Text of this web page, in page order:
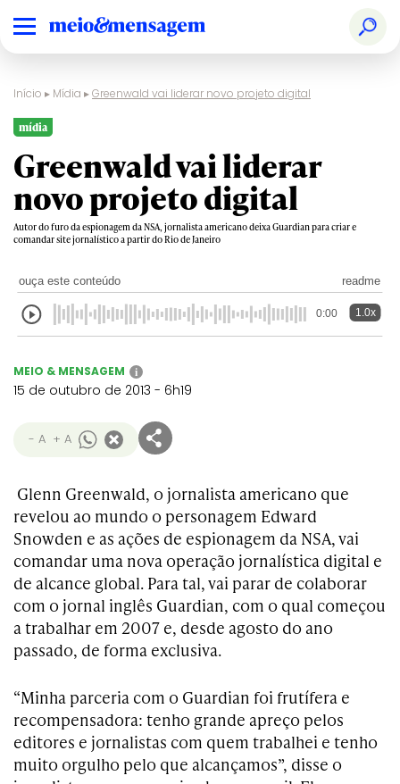
Início ▸ Mídia ▸Greenwald vai liderar novo projeto digital
mídia
Greenwald vai liderar
novo projeto digital
Autor do furo da espionagem da NSA, jornalista americano deixa Guardian para criar e
comandar site jornalístico a partir do Rio de Janeiro
ouça este conteúdo readme
0:00 1.0x
MEIO & MENSAGEM i
15 de outubro de 2013 - 6h19
- A + A
Glenn Greenwald, o jornalista americano que
revelou ao mundo o personagem Edward
Snowden e as ações de espionagem da NSA, vai
comandar uma nova operação jornalística digital e
de alcance global. Para tal, vai parar de colaborar
com o jornal inglês Guardian, com o qual começou
a trabalhar em 2007 e, desde agosto do ano
passado, de forma exclusiva.
“Minha parceria com o Guardian foi frutífera e
recompensadora: tenho grande apreço pelos
editores e jornalistas com quem trabalhei e tenho
muito orgulho pelo que alcançamos”, disse o